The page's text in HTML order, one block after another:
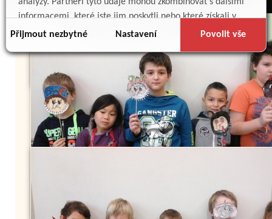
informacemi, které jste jim poskytli nebo které získali v
důsledku toho, že používáte jejich služby.
Přijmout nezbytné Nastavení Povolit vše